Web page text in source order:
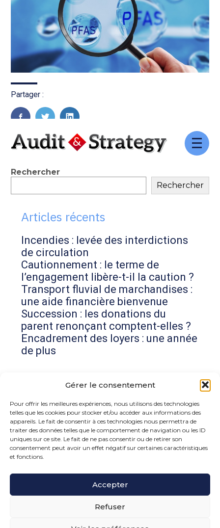
Gérer le consentement
Pour offrir les meilleures expériences, nous utilisons des technologies
telles que les cookies pour stocker et/ou accéder aux informations des
appareils. Le fait de consentir à ces technologies nous permettra de
traiter des données telles que le comportement de navigation ou les ID
uniques sur ce site. Le fait de ne pas consentir ou de retirer son
consentement peut avoir un effet négatif sur certaines caractéristiques
et fonctions.
Accepter
Refuser
Aller
Partager :
Blog
sidebar
Rechercher
Rechercher
Articles récents
Incendies : levée des interdictions
de circulation
Cautionnement : le terme de
l’engagement libère-t-il la caution ?
Transport fluvial de marchandises :
une aide financière bienvenue
Succession : les donations du
parent renonçant comptent-elles ?
Encadrement des loyers : une année
de plus
Commentaires récents
Aucun commentaire à afficher.
15 rue de la Bonne Rencontre – 77860 Quincy
Voisins